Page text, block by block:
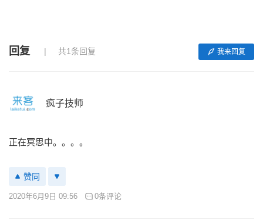
回复 共1条回复 我来回复
疯子技师
正在冥思中。。。。
赞同
2020年6月9日 09:56 0条评论